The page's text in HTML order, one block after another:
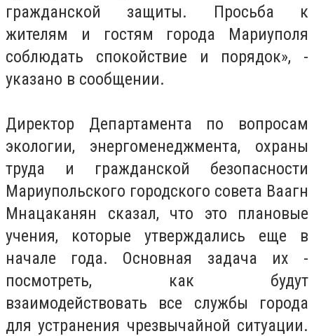
гражданской защиты. Просьба к
жителям и гостям города Мариуполя
соблюдать спокойствие и порядок», -
указано в сообщении.
Директор Департамента по вопросам
экологии, энергоменеджмента, охраны
труда и гражданской безопасности
Мариупольского городского совета Ваагн
Мнацаканян сказал, что это плановые
учения, которые утверждались еще в
начале года. Основная задача их -
посмотреть, как будут
взаимодействовать все службы города
для устранения чрезвычайной ситуации.